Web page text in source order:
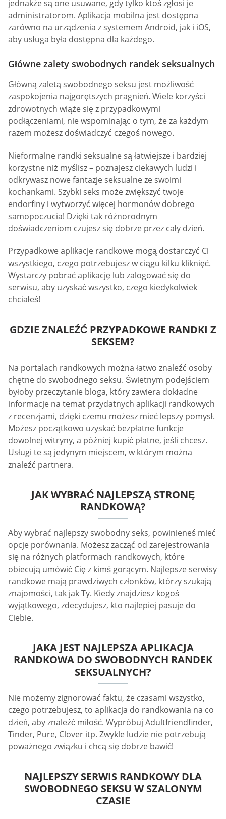
jednakże są one usuwane, gdy tylko ktoś zgłosi je
administratorom. Aplikacja mobilna jest dostępna
zarówno na urządzenia z systemem Android, jak i iOS,
aby usługa była dostępna dla każdego.
Główne zalety swobodnych randek seksualnych
Główną zaletą swobodnego seksu jest możliwość
zaspokojenia najgorętszych pragnień. Wiele korzyści
zdrowotnych wiąże się z przypadkowymi
podłączeniami, nie wspominając o tym, że za każdym
razem możesz doświadczyć czegoś nowego.
Nieformalne randki seksualne są łatwiejsze i bardziej
korzystne niż myślisz – poznajesz ciekawych ludzi i
odkrywasz nowe fantazje seksualne ze swoimi
kochankami. Szybki seks może zwiększyć twoje
endorfiny i wytworzyć więcej hormonów dobrego
samopoczucia! Dzięki tak różnorodnym
doświadczeniom czujesz się dobrze przez cały dzień.
Przypadkowe aplikacje randkowe mogą dostarczyć Ci
wszystkiego, czego potrzebujesz w ciągu kilku kliknięć.
Wystarczy pobrać aplikację lub zalogować się do
serwisu, aby uzyskać wszystko, czego kiedykolwiek
chciałeś!
GDZIE ZNALEŹĆ PRZYPADKOWE RANDKI Z
SEKSEM?
Na portalach randkowych można łatwo znaleźć osoby
chętne do swobodnego seksu. Świetnym podejściem
byłoby przeczytanie bloga, który zawiera dokładne
informacje na temat przydatnych aplikacji randkowych
z recenzjami, dzięki czemu możesz mieć lepszy pomysł.
Możesz początkowo uzyskać bezpłatne funkcje
dowolnej witryny, a później kupić płatne, jeśli chcesz.
Usługi te są jedynym miejscem, w którym można
znaleźć partnera.
JAK WYBRAĆ NAJLEPSZĄ STRONĘ
RANDKOWĄ?
Aby wybrać najlepszy swobodny seks, powinieneś mieć
opcje porównania. Możesz zacząć od zarejestrowania
się na różnych platformach randkowych, które
obiecują umówić Cię z kimś gorącym. Najlepsze serwisy
randkowe mają prawdziwych członków, którzy szukają
znajomości, tak jak Ty. Kiedy znajdziesz kogoś
wyjątkowego, zdecydujesz, kto najlepiej pasuje do
Ciebie.
JAKA JEST NAJLEPSZA APLIKACJA
RANDKOWA DO SWOBODNYCH RANDEK
SEKSUALNYCH?
Nie możemy zignorować faktu, że czasami wszystko,
czego potrzebujesz, to aplikacja do randkowania na co
dzień, aby znaleźć miłość. Wypróbuj Adultfriendfinder,
Tinder, Pure, Clover itp. Zwykle ludzie nie potrzebują
poważnego związku i chcą się dobrze bawić!
NAJLEPSZY SERWIS RANDKOWY DLA
SWOBODNEGO SEKSU W SZALONYM
CZASIE